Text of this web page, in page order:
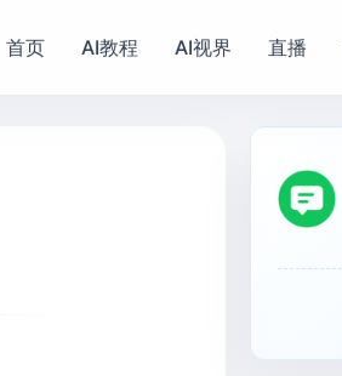
首页 AI教程 AI视界 直播